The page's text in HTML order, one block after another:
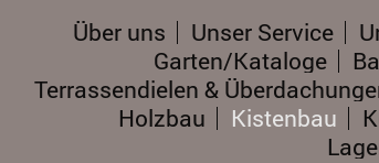
Über uns Unser Service
Garten/Kataloge
Terrassendielen &
Holzbau
Kistenbau